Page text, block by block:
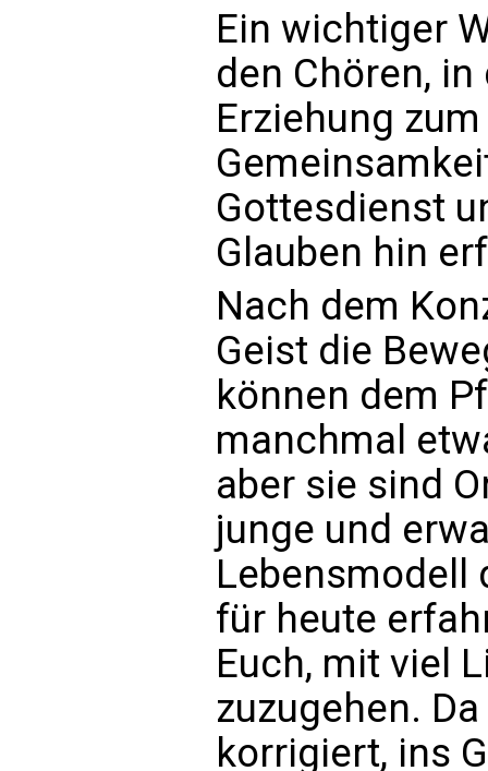
Ein wichtiger
den Chören,
Erziehung
Gottesdienst
Glauben hin
Nach dem
Geist die
können dem
manchmal
aber sie sind
junge und
Lebensmodell
für heute
Euch, mit viel
zuzugehen.
korrigiert, ins